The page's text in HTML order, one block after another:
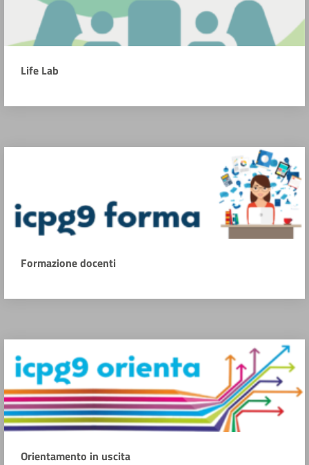
Life Lab
Formazione docenti
Orientamento in uscita